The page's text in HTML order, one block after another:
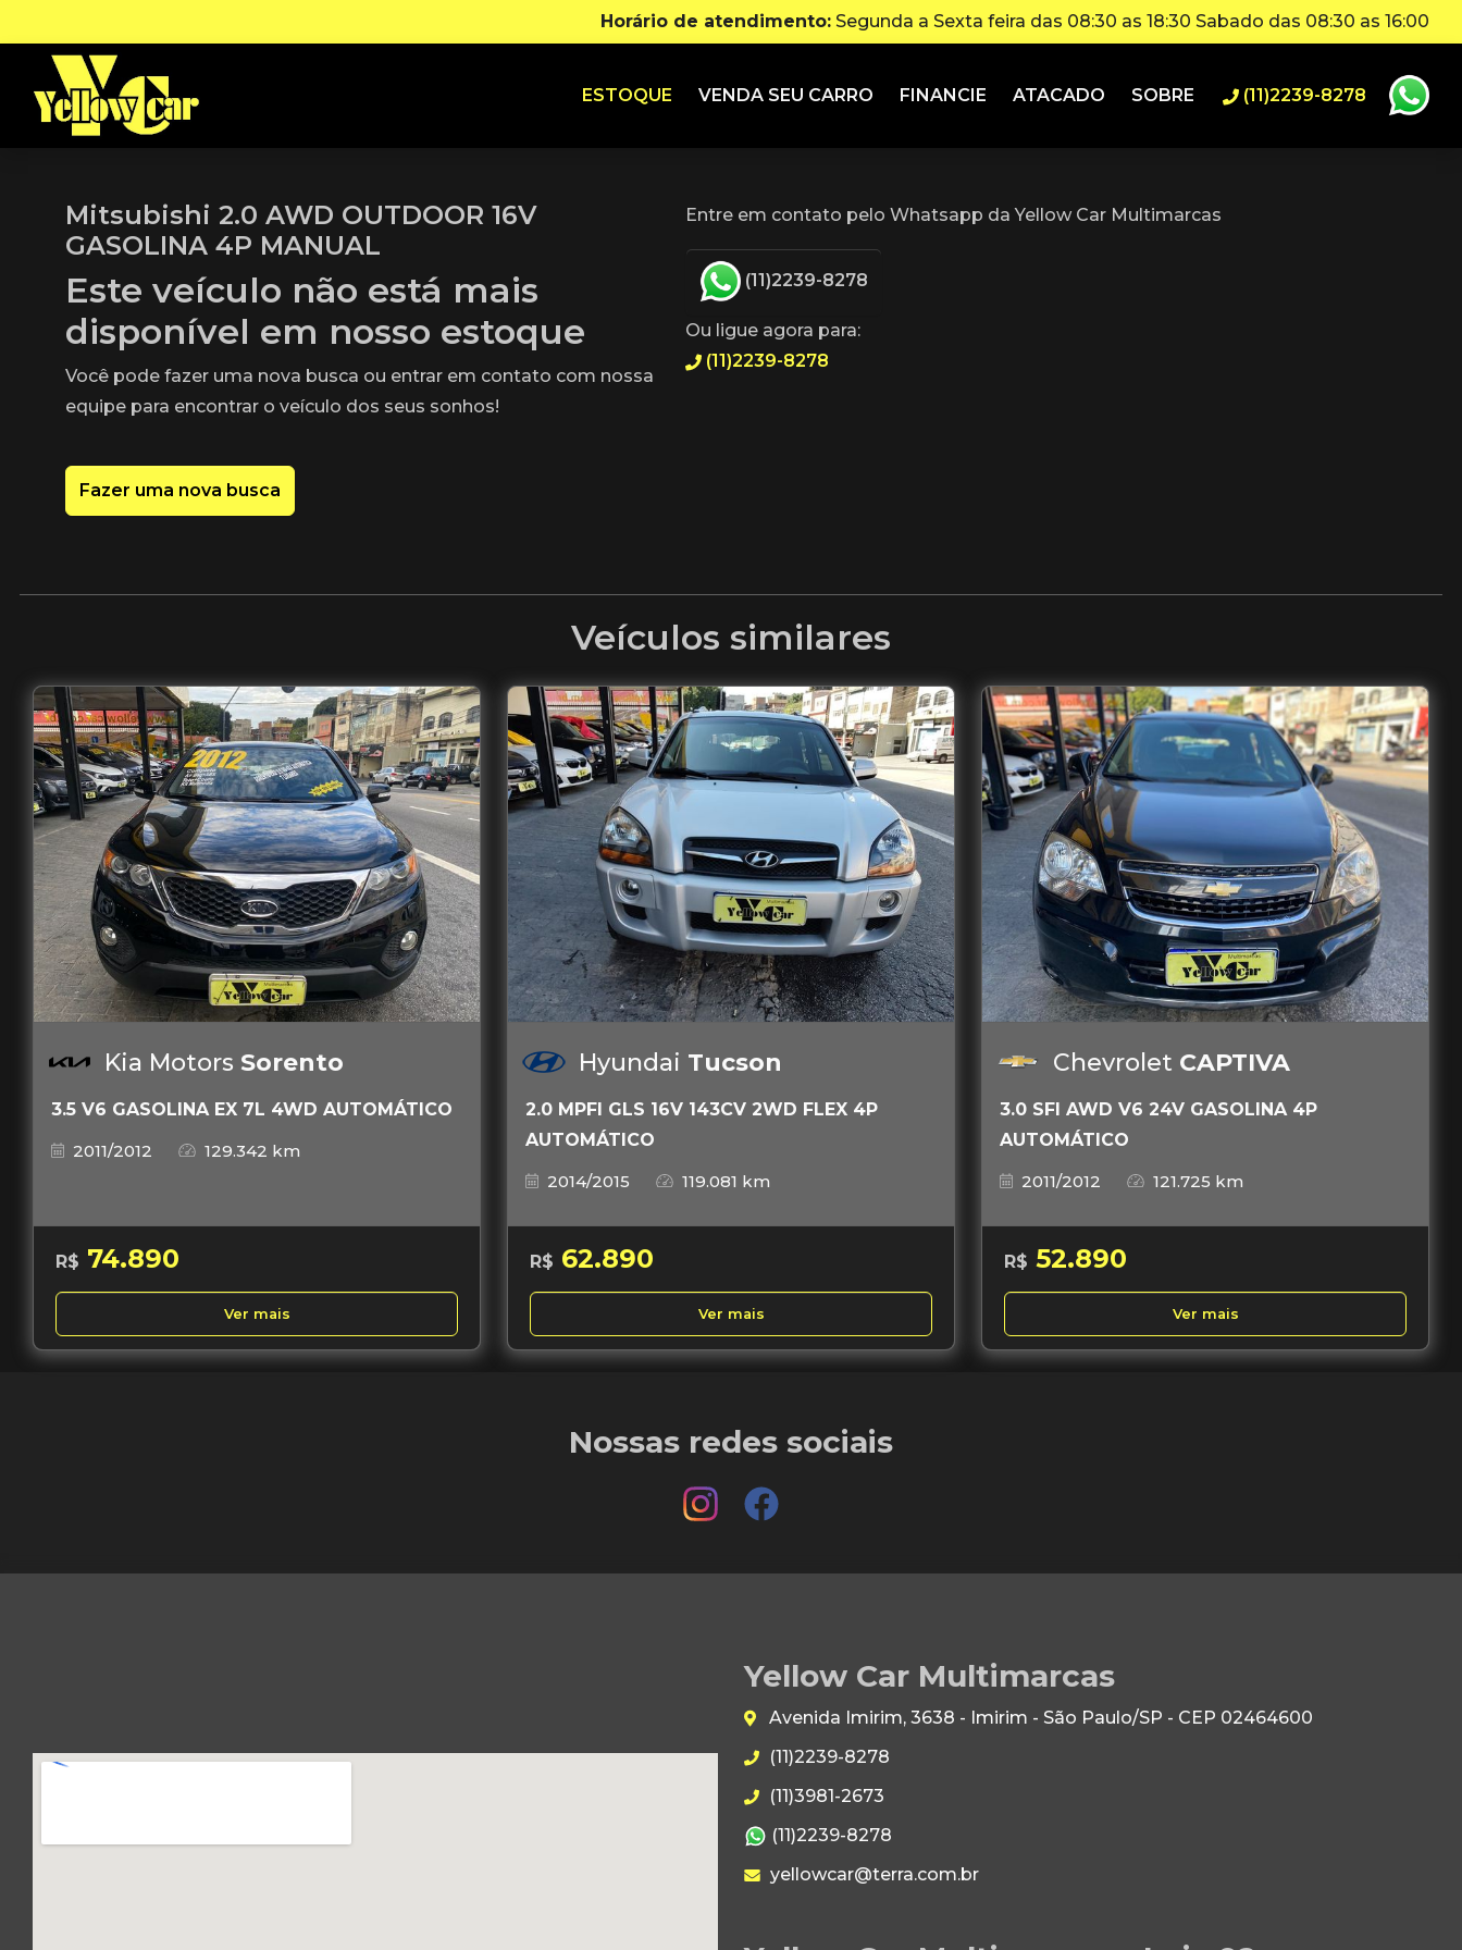
Horário de atendimento: Segunda a Sexta feira das 08:30 as 18:30 Sabado das 08:30 as 16:00
ESTOQUE VENDA SEU CARRO FINANCIE ATACADO SOBRE (11)2239-8278
Mitsubishi 2.0 AWD OUTDOOR 16V
GASOLINA 4P MANUAL
Este veículo não está mais
disponível em nosso estoque
Você pode fazer uma nova busca ou entrar em contato com nossa
equipe para encontrar o veículo dos seus sonhos!
Fazer uma nova busca
Entre em contato pelo Whatsapp da Yellow Car Multimarcas
(11)2239-8278
Ou ligue agora para:
(11)2239-8278
Veículos similares
Kia Motors Sorento
3.5 V6 GASOLINA EX 7L 4WD AUTOMÁTICO
2011/2012
129.342 km
R$ 74.890
Ver mais
Hyundai Tucson
2.0 MPFI GLS 16V 143CV 2WD FLEX 4P
AUTOMÁTICO
2014/2015
119.081 km
R$ 62.890
Ver mais
Chevrolet CAPTIVA
3.0 SFI AWD V6 24V GASOLINA 4P
AUTOMÁTICO
2011/2012
121.725 km
R$ 52.890
Ver mais
Nossas redes sociais
Yellow Car Multimarcas
Avenida Imirim, 3638 - Imirim - São Paulo/SP - CEP 02464600
(11)2239-8278
(11)3981-2673
(11)2239-8278
yellowcar@terra.com.br